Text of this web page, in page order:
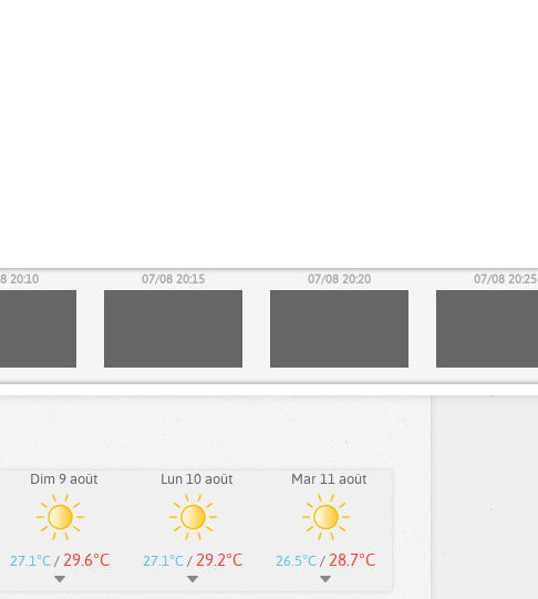
20:10 07/08 20:15 07/08 20:20 07/08 20:25
Dim 9 août
27.1°C / 29.6°C
Lun 10 août
27.1°C / 29.2°C
Mar 11 août
26.5°C / 28.7°C